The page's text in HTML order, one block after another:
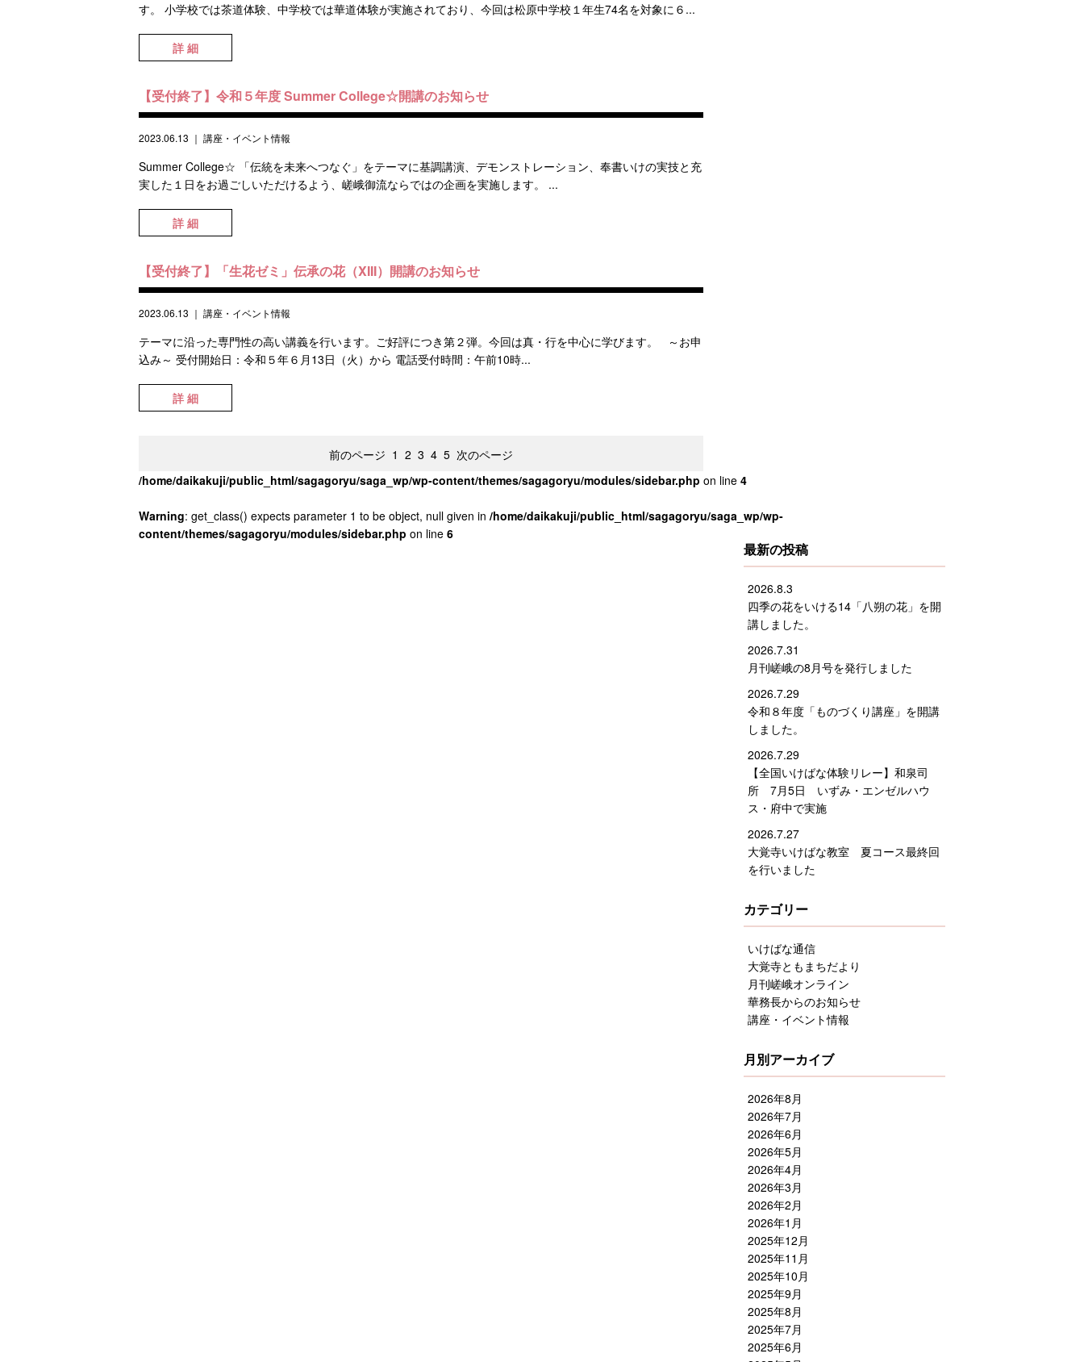
す。 小学校では茶道体験、中学校では華道体験が実施されており、今回は松原中学校１年生74名を対象に６...
詳 細
【受付終了】令和５年度 Summer College☆開講のお知らせ
2023.06.13 ｜ 講座・イベント情報
Summer College☆ 「伝統を未来へつなぐ」をテーマに基調講演、デモンストレーション、奉書いけの実技と充
実した１日をお過ごしいただけるよう、嵯峨御流ならではの企画を実施します。 ...
詳 細
【受付終了】「生花ゼミ」伝承の花（XIII）開講のお知らせ
2023.06.13 ｜ 講座・イベント情報
テーマに沿った専門性の高い講義を行います。ご好評につき第２弾。今回は真・行を中心に学びます。 ～お申
込み～ 受付開始日：令和５年６月13日（火）から 電話受付時間：午前10時...
詳 細
前のページ 1 2 3 4 5 次のページ
/home/daikakuji/public_html/sagagoryu/saga_wp/wp-content/themes/sagagoryu/modules/sidebar.php on line 4
Warning: get_class() expects parameter 1 to be object, null given in /home/daikakuji/public_html/sagagoryu/saga_wp/wp-
content/themes/sagagoryu/modules/sidebar.php on line 6
最新の投稿
2026.8.3
四季の花をいける14「八朔の花」を開
講しました。
2026.7.31
月刊嵯峨の8月号を発行しました
2026.7.29
令和８年度「ものづくり講座」を開講
しました。
2026.7.29
【全国いけばな体験リレー】和泉司
所 7月5日 いずみ・エンゼルハウ
ス・府中で実施
2026.7.27
大覚寺いけばな教室 夏コース最終回
を行いました
カテゴリー
いけばな通信
大覚寺ともまちだより
月刊嵯峨オンライン
華務長からのお知らせ
講座・イベント情報
月別アーカイブ
2026年8月
2026年7月
2026年6月
2026年5月
2026年4月
2026年3月
2026年2月
2026年1月
2025年12月
2025年11月
2025年10月
2025年9月
2025年8月
2025年7月
2025年6月